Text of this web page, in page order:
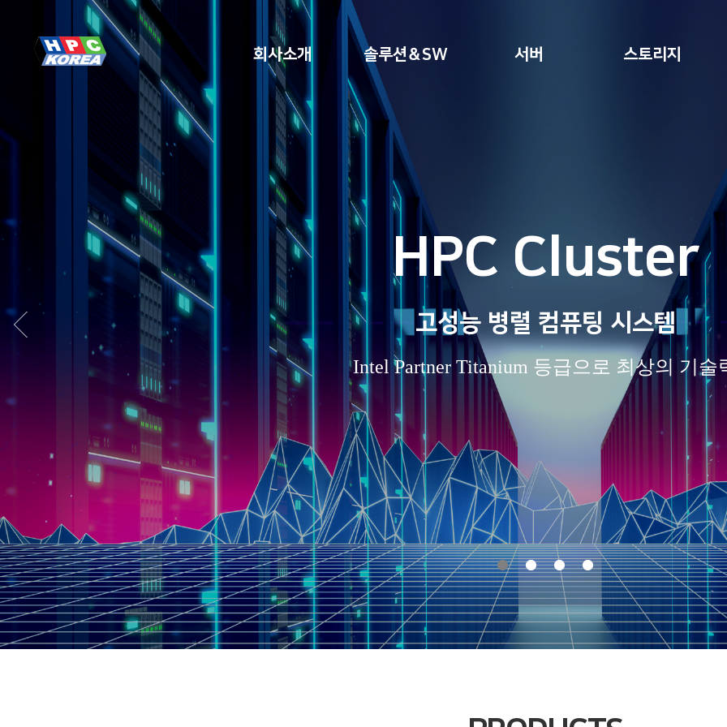
회사소개 솔루션＆SW 서버 스토리지
Server &
지속적이고 안정적인 처리성능을 제공하는
Intel Partner Titanium 등급으로 최상의 기술